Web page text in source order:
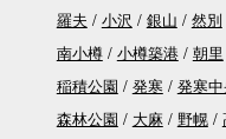
羅夫
小沢 銀山 然別
南小樽
小樽築港 朝里
稲積公園
発寒 発寒
森林公園
大麻 野幌